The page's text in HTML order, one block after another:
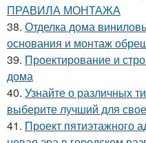
ПРАВИЛА МОНТАЖА
38. Отделка дома
основания и монтаж
39. Проектирование и
дома
40. Узнайте о различных
выберите лучший для
41. Проект пятиэтажного